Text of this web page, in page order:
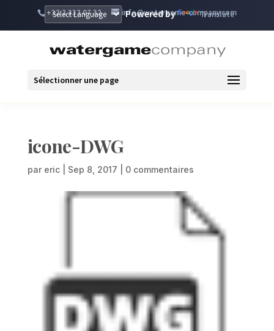
+32 2 332 07 32 info@watergame-company.com
Powered by Translate
Sélectionner une page
icone-DWG
par eric| Sep 8, 2017 0 commentaires